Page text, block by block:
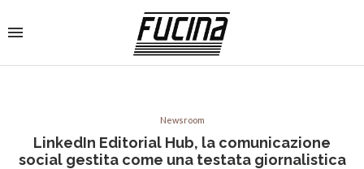
Newsroom
LinkedIn Editorial Hub, la comunicazione
social gestita come una testata giornalistica